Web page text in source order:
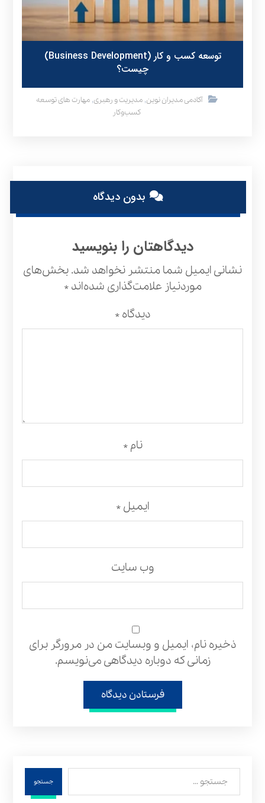
توسعه کسب و کار (Business Development)
چیست؟
آکادمی مدیران نوین,مدیریت و رهبری,مهارت های توسعه
کسب‌وکار
بدون دیدگاه
دیدگاهتان را بنویسید
نشانی ایمیل شما منتشر نخواهد شد.بخش‌های
موردنیاز علامت‌گذاری شده‌اند*
دیدگاه*
نام*
ایمیل*
وب‌ سایت
ذخیره نام، ایمیل و وبسایت من در مرورگر برای
زمانی که دوباره دیدگاهی می‌نویسم.
فرستادن دیدگاه
جستجو